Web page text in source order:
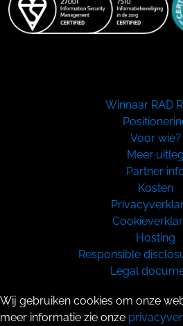
Winnaar RAD
Voor wie?
Meer uitleg
Partner
Kosten
Hosting
Responsible
Legal
Copyright
Wij gebruiken cookies om onze
meer informatie zie onze